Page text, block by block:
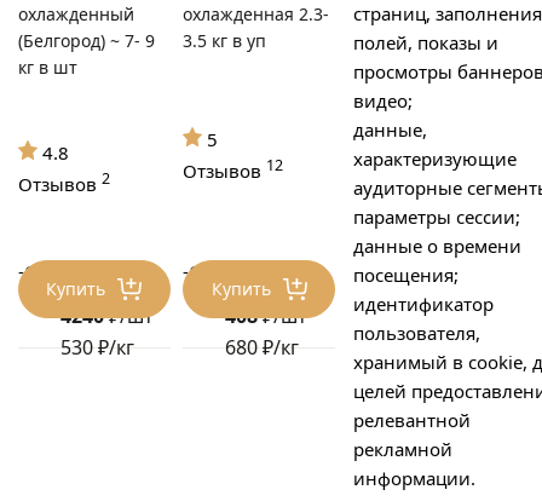
Купить
-17% 5088 ₽/шт
4240₽/шт
530 ₽/кг
охлажденный
(Белгород) ~ 7- 9
кг в шт
4.8
Отзывов 2
Купить
-17% 489 ₽/шт
408₽/шт
680 ₽/кг
охлажденная 2.3-
3.5 кг в уп
5
Отзывов 12
страниц, заполнения
полей, показы и
просмотры
видео;
данные,
характеризующие
аудиторные
параметры сессии;
данные о времени
посещения;
идентификатор
пользователя,
хранимый в cookie,
целей
релевантной
рекламной
информации.